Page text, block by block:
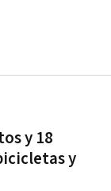
y 18
y